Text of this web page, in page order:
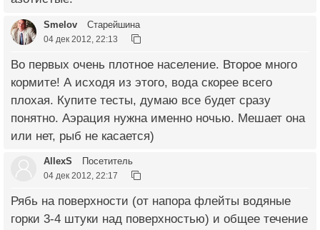
Smelov Старейшина
04 дек 2012, 22:13
Во первых очень плотное население. Второе много
кормите! А исходя из этого, вода скорее всего
плохая. Купите тесты, думаю все будет сразу
понятно. Аэрация нужна именно ночью. Мешает она
или нет, рыб не касается)
AllexS Посетитель
04 дек 2012, 22:17
Рябь на поверхности (от напора флейты водяные
горки 3-4 штуки над поверхностью) и общее течение